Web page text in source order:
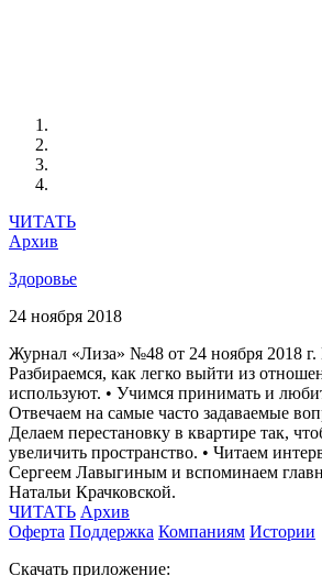
ЧИТАТЬ
Архив
Здоровье
24 ноября 2018
Журнал «Лиза» №48 от 24 ноября 2018 г.
Разбираемся, как легко выйти из
используют. • Учимся принимать и
Отвечаем на самые часто задаваемые
Делаем перестановку в квартире так,
увеличить пространство. • Читаем
Сергеем Лавыгиным и вспоминаем
Натальи Крачковской.
ЧИТАТЬ Архив
Оферта Поддержка Компаниям Истории
Скачать приложение: